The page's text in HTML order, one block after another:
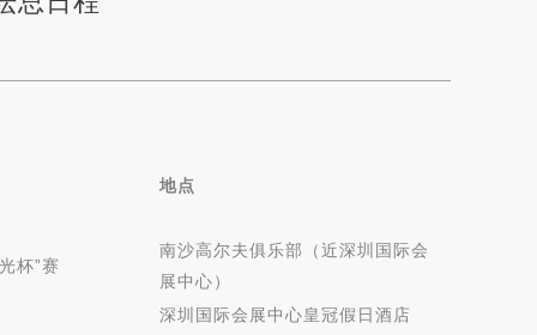
地点
杯”赛
南沙高尔夫俱乐部（近深圳国际会
展中心）
深圳国际会展中心皇冠假日酒店